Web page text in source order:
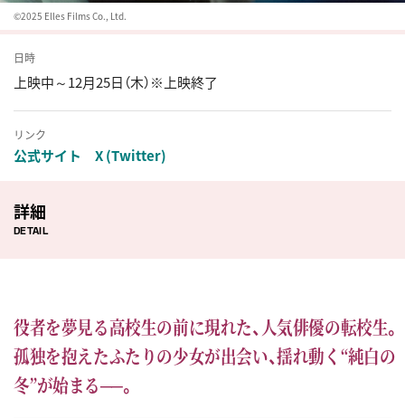
©︎2025 Elles Films Co., Ltd.
日時
上映中～12月25日（木）※上映終了
リンク
公式サイト X (Twitter)
詳細
DETAIL
役者を夢見る高校生の前に現れた、人気俳優の転校生。
孤独を抱えたふたりの少女が出会い、揺れ動く“純白の
冬”が始まる──。